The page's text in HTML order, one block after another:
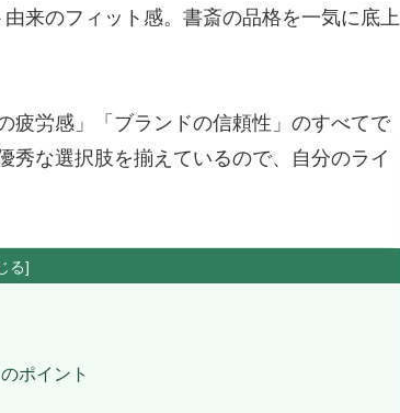
のフィット感。書斎の品格を一気に底上
疲労感」「ブランドの信頼性」のすべてで
秀な選択肢を揃えているので、自分のライ
ポイント